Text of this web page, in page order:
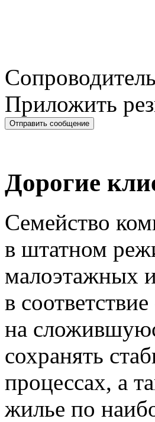
Приложить
Дорогие
Семейство
в штатном
малоэтажных
в
на
сохранять
процессах, а
жилье по